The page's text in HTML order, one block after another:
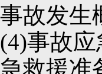
事故发生
(4)事故
急救援准